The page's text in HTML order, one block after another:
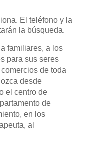
El teléfono y la
la búsqueda.
familiares, a los
para sus seres
de toda
desde
el centro de
de
en los
al